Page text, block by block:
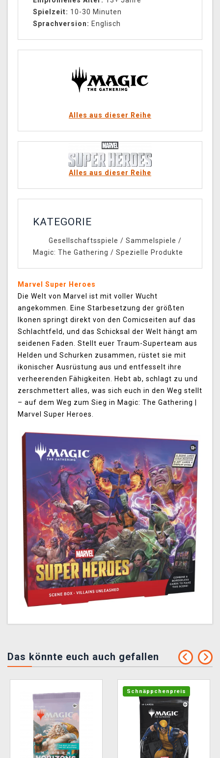
Spielzeit: 10-30 Minuten
Sprachversion: Englisch
Alles aus dieser Reihe
Alles aus dieser Reihe
KATEGORIE
Gesellschaftsspiele / Sammelspiele /
Magic: The Gathering / Spezielle Produkte
Marvel Super Heroes
Die Welt von Marvel ist mit voller Wucht
angekommen. Eine Starbesetzung der größten
Ikonen springt direkt von den Comicseiten auf das
Schlachtfeld, und das Schicksal der Welt hängt am
seidenen Faden. Stellt euer Traum-Superteam aus
Helden und Schurken zusammen, rüstet sie mit
ikonischer Ausrüstung aus und entfesselt ihre
verheerenden Fähigkeiten. Hebt ab, schlagt zu und
zerschmettert alles, was sich euch in den Weg stellt
– auf dem Weg zum Sieg in Magic: The Gathering |
Marvel Super Heroes.
Das könnte euch auch gefallen
Schnäppchenpreis